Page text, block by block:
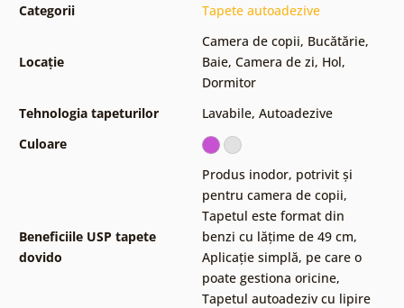
Categorii Tapete autoadezive
Locație
Camera de copii, Bucătărie,
Baie, Camera de zi, Hol,
Dormitor
Tehnologia tapeturilor
Lavabile, Autoadezive
Culoare
Beneficiile USP tapete
dovido
Produs inodor, potrivit și
pentru camera de copii,
Tapetul este format din
benzi cu lățime de 49 cm,
Aplicație simplă, pe care o
poate gestiona oricine,
Tapetul autoadeziv cu lipire